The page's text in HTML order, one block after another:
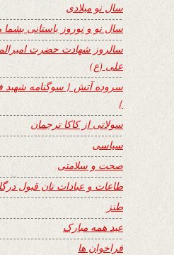
سال نو میلادی
سال نو و نوروز باستانی بشما
سالروز شهادت حضرت
علی (ع)
سروده آتش { سوگنامه شهید
}
سولاتی از کاکا ترجمان
سیاسی
صحت و سلامتی
طاعات و عبادات تان قبول
طنز
عید همه مبارک
فراخوان ها